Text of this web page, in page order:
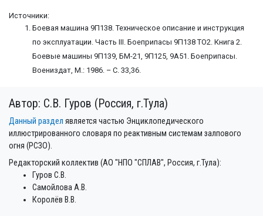
Источники:
Боевая машина 9П138. Техническое описание и инструкция
по эксплуатации. Часть III. Боеприпасы 9П138 ТО2. Книга 2.
Боевые машины 9П139, БМ-21, 9П125, 9А51. Боеприпасы.
Воениздат, М.: 1986. – C. 33,36.
Автор: С.В. Гуров (Россия, г.Тула)
Данный раздел является частью Энциклопедического
иллюстрированного словаря по реактивным системам залпового
огня (РСЗО).
Редакторский коллектив (АО "НПО "СПЛАВ", Россия, г.Тула):
Гуров С.В.
Самойлова А.В.
Королёв В.В.